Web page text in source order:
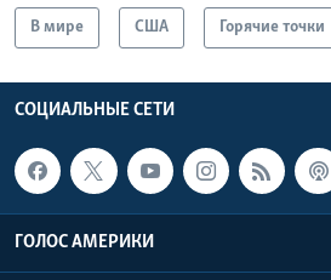
В мире США Горячие точки
СОЦИАЛЬНЫЕ СЕТИ
ГОЛОС АМЕРИКИ